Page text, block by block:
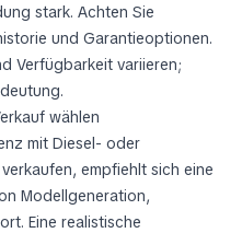
stark. Achten Sie
und Garantieoptionen.
Verfügbarkeit variieren;
wählen
mit Diesel- oder
empfiehlt sich eine
Modellgeneration,
Eine realistische